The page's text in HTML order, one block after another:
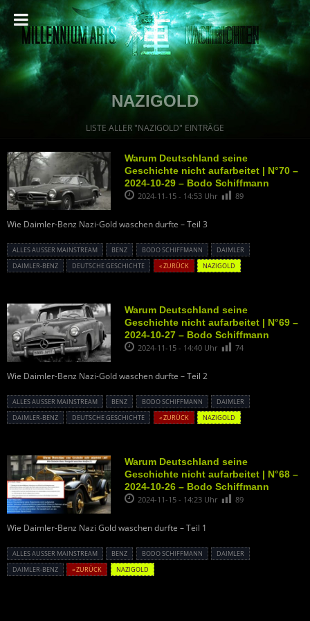
NAZIGOLD
LISTE ALLER "NAZIGOLD" EINTRÄGE
Warum Deutschland seine
Geschichte nicht aufarbeitet | N°70 –
2024-10-29 – Bodo Schiffmann
2024-11-15 - 14:53 Uhr 89
Wie Daimler-Benz Nazi-Gold waschen durfte – Teil 3
ALLES AUSSER MAINSTREAM BENZ BODO SCHIFFMANN
DAIMLER
DAIMLER-BENZ
DEUTSCHE GESCHICHTE « ZURÜCK NAZIGOLD
Warum Deutschland seine
Geschichte nicht aufarbeitet | N°69 –
2024-10-27 – Bodo Schiffmann
2024-11-15 - 14:40 Uhr 74
Wie Daimler-Benz Nazi-Gold waschen durfte – Teil 2
ALLES AUSSER MAINSTREAM BENZ BODO SCHIFFMANN
DAIMLER
DAIMLER-BENZ
DEUTSCHE GESCHICHTE « ZURÜCK NAZIGOLD
Warum Deutschland seine
Geschichte nicht aufarbeitet | N°68 –
2024-10-26 – Bodo Schiffmann
2024-11-15 - 14:23 Uhr 89
Wie Daimler-Benz Nazi Gold waschen durfte – Teil 1
ALLES AUSSER MAINSTREAM BENZ BODO SCHIFFMANN
DAIMLER
DAIMLER-BENZ
« ZURÜCK NAZIGOLD